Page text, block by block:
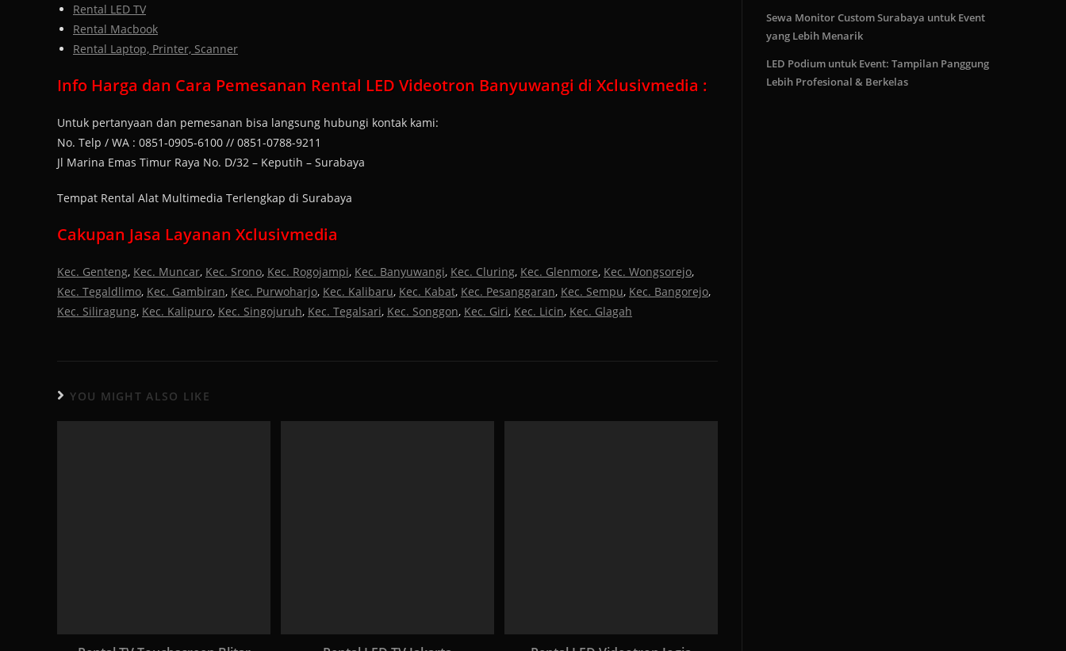
Rental LED TV
Rental Macbook
Rental Laptop, Printer, Scanner
Info Harga dan Cara Pemesanan Rental LED Videotron Banyuwangi di Xclusivmedia :
Untuk pertanyaan dan pemesanan bisa langsung hubungi kontak kami:
No. Telp / WA : 0851-0905-6100 // 0851-0788-9211
Jl Marina Emas Timur Raya No. D/32 – Keputih – Surabaya
Tempat Rental Alat Multimedia Terlengkap di Surabaya
Cakupan Jasa Layanan Xclusivmedia
Kec. Genteng, Kec. Muncar, Kec. Srono, Kec. Rogojampi, Kec. Banyuwangi, Kec. Cluring, Kec. Glenmore, Kec. Wongsorejo,
Kec. Tegaldlimo, Kec. Gambiran, Kec. Purwoharjo, Kec. Kalibaru, Kec. Kabat, Kec. Pesanggaran, Kec. Sempu, Kec. Bangorejo,
Kec. Siliragung, Kec. Kalipuro, Kec. Singojuruh, Kec. Tegalsari, Kec. Songgon, Kec. Giri, Kec. Licin, Kec. Glagah
YOU MIGHT ALSO LIKE
Sewa Monitor Custom Surabaya untuk Event
yang Lebih Menarik
LED Podium untuk Event: Tampilan Panggung
Lebih Profesional & Berkelas